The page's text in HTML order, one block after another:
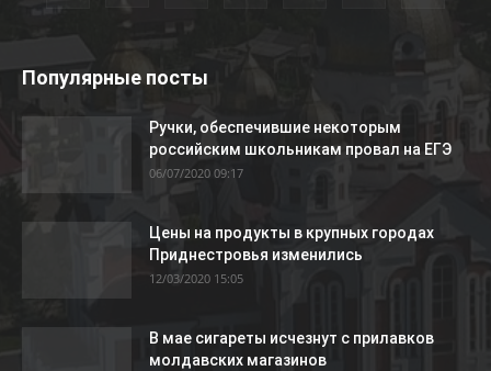
Популярные посты
Ручки, обеспечившие некоторым
российским школьникам провал на ЕГЭ
06/07/2020 09:17
Цены на продукты в крупных городах
Приднестровья изменились
12/03/2020 15:05
В мае сигареты исчезнут с прилавков
молдавских магазинов